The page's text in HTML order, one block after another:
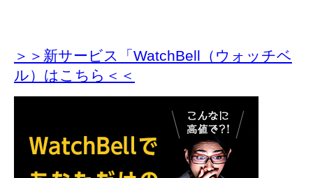
＞＞新サービス「WatchBell（ウォッチベ
ル）はこちら＜＜